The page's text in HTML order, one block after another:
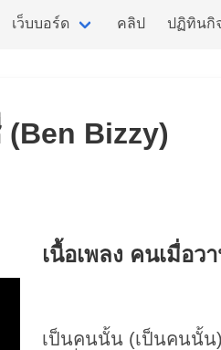
เว็บบอร์ด คลิป ปฏิทินกิ
(Ben Bizzy)
เนื้อเพลง คนเมื่อว
เป็นคนนั้น (เป็นคนนั้น)